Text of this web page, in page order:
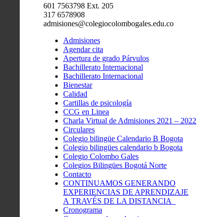
601 7563798 Ext. 205
317 6578908
admisiones@colegiocolombogales.edu.co
Admisiones
Agendar cita
Apertura de grado Párvulos
Bachillerato Internacional
Bachillerato Internacional
Bienestar
Calidad
Cartillas de psicología
CCG en Linea
Charla Virtual de Admisiones 2021 – 2022
Circulares
Colegio bilingüe Calendario B Bogota
Colegio bilingües calendario b Bogota
Colegio Colombo Gales
Colegios Bilingües Bogotá Norte
Contacto
CONTINUAMOS GENERANDO
EXPERIENCIAS DE APRENDIZAJE
A TRAVÉS DE LA DISTANCIA
Cronograma